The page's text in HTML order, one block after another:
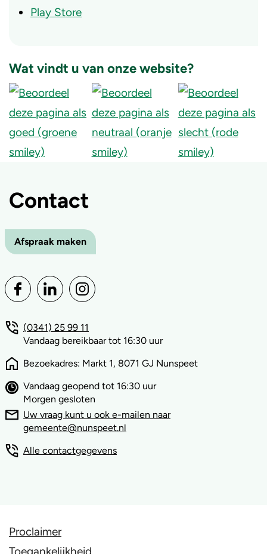
Play Store
Wat vindt u van onze website?
Contact
Afspraak maken
(0341) 25 99 11
Vandaag bereikbaar tot 16:30 uur
Bezoekadres: Markt 1, 8071 GJ Nunspeet
Vandaag geopend tot 16:30 uur
Morgen gesloten
Uw vraag kunt u ook e-mailen naar
gemeente@nunspeet.nl
Alle contactgegevens
Proclaimer